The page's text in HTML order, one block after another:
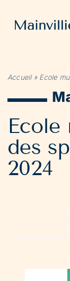
contenu
Accueil» Ecole
Ecole
des
2024